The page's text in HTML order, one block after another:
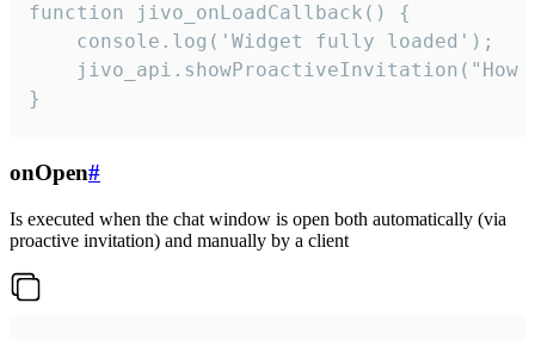
function jivo_onLoadCallback() {
    console.log('Widget fully loaded');
jivo_api.showProactiveInvitation("How
}
onOpen#
Is executed when the chat window is open both automatically (via
proactive invitation) and manually by a client